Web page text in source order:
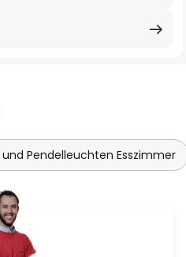
Pendelleuchten Esszimmer